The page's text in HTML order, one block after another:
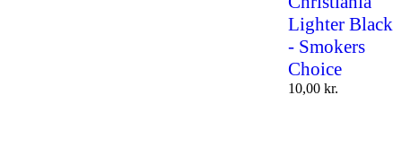
Lighter Black
- Smokers
Choice
10,00 kr.